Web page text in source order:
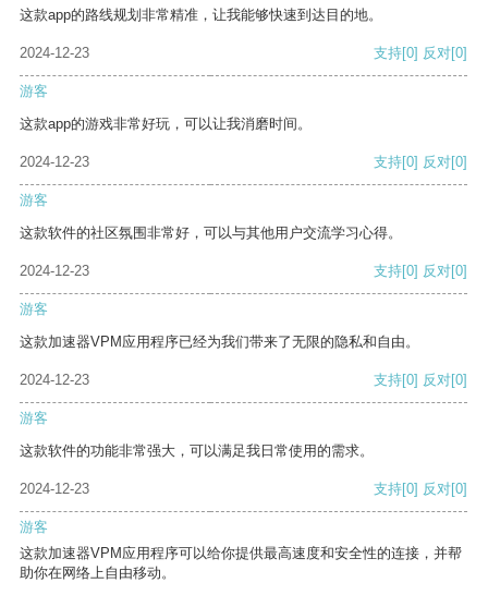
这款app的路线规划非常精准，让我能够快速到达目的地。
2024-12-23 支持[0] 反对[0]
游客
这款app的游戏非常好玩，可以让我消磨时间。
2024-12-23 支持[0] 反对[0]
游客
这款软件的社区氛围非常好，可以与其他用户交流学习心得。
2024-12-23 支持[0] 反对[0]
游客
这款加速器VPM应用程序已经为我们带来了无限的隐私和自由。
2024-12-23 支持[0] 反对[0]
游客
这款软件的功能非常强大，可以满足我日常使用的需求。
2024-12-23 支持[0] 反对[0]
游客
这款加速器VPM应用程序可以给你提供最高速度和安全性的连接，并帮
助你在网络上自由移动。